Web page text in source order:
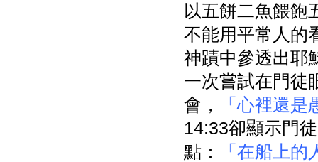
以五餅二魚餵飽
不能用平常人的
神蹟中參透出耶
一次嘗試在門徒
會，
「心裡還是
14:33卻顯示門
點：
「在船上